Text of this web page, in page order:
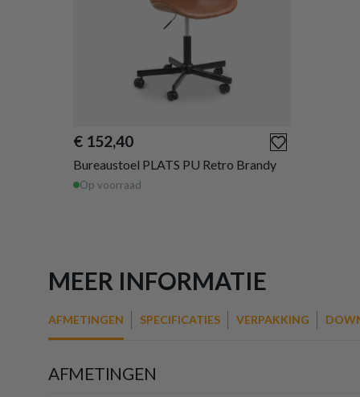
€ 152,40
Bureaustoel PLATS PU Retro Brandy
Op voorraad
MEER INFORMATIE
AFMETINGEN SPECIFICATIES VERPAKKING
AFMETINGEN